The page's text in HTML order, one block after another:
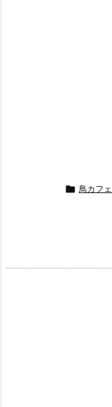
 鳥カフェ